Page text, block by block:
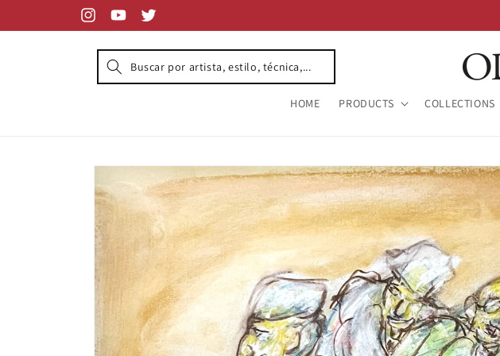
InstagramYouTubeTwitter
HOME PRODUCTS COLLECTIONS
Skip to
product
information